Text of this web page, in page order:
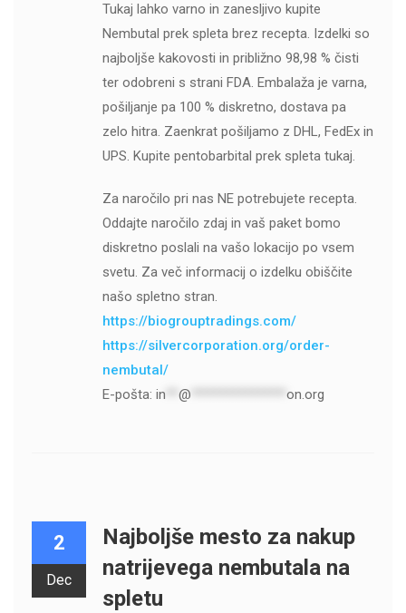
Tukaj lahko varno in zanesljivo kupite
Nembutal prek spleta brez recepta. Izdelki so
najboljše kakovosti in približno 98,98 % čisti
ter odobreni s strani FDA. Embalaža je varna,
pošiljanje pa 100 % diskretno, dostava pa
zelo hitra. Zaenkrat pošiljamo z DHL, FedEx in
UPS. Kupite pentobarbital prek spleta tukaj.
Za naročilo pri nas NE potrebujete recepta.
Oddajte naročilo zdaj in vaš paket bomo
diskretno poslali na vašo lokacijo po vsem
svetu. Za več informacij o izdelku obiščite
našo spletno stran.
https://biogrouptradings.com/
https://silvercorporation.org/order-
nembutal/
E-pošta: in @ on.org
2
Dec
Najboljše mesto za nakup
natrijevega nembutala na
spletu